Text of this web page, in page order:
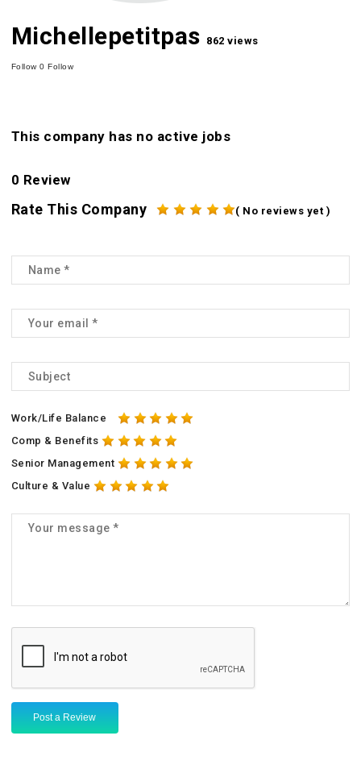
Michellepetitpas 862 views
Follow0 Follow
This company has no active jobs
0 Review
Rate This Company ( No reviews yet )
Work/Life Balance
Comp & Benefits
Senior Management
Culture & Value
Post a Review